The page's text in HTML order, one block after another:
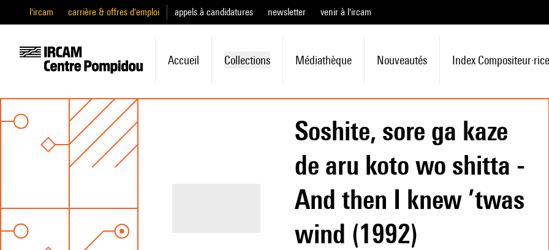
l'ircam carrière & offres d'emploi appels à candidatures newsletter venir à l'ircam
Accueil Collections Médiathèque Nouveautés Index Compositeur·rice
Soshite, sore ga kaze
de aru koto wo shitta -
And then I knew ’twas
wind (1992)